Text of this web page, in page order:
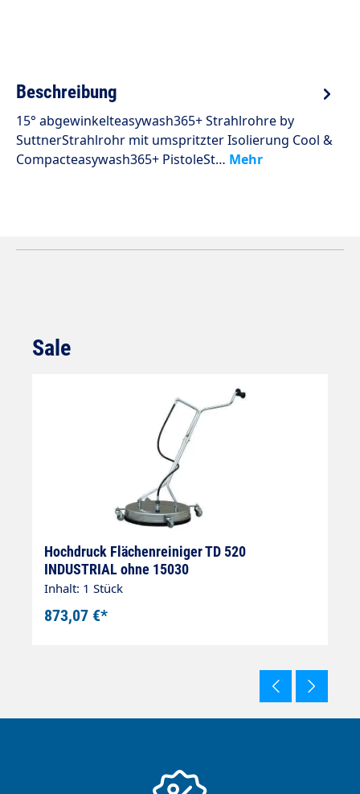
Beschreibung
15° abgewinkelteasywash365+ Strahlrohre by
SuttnerStrahlrohr mit umspritzter Isolierung Cool &
Compacteasywash365+ PistoleSt… Mehr
Produktgalerie überspringen
Sale
Hochdruck Flächenreiniger TD 520
INDUSTRIAL ohne 15030
Inhalt: 1 Stück
873,07 €*